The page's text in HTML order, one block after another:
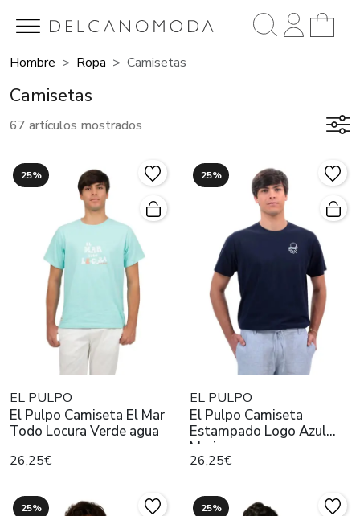
Hombre Ropa Camisetas
Camisetas
67 artículos mostrados
25%
EL PULPO
El Pulpo Camiseta El Mar
Todo Locura Verde agua
26,25€
25%
EL PULPO
El Pulpo Camiseta
Estampado Logo Azul
Marino
26,25€
25% 25%